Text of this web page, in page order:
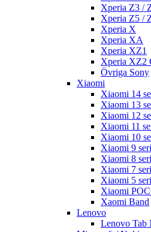
Xperia Z3 /
Xperia Z5 /
Xperia X
Xperia XA
Xperia XZ1
Xperia XZ2
Övriga Sony
Xiaomi
Xiaomi 14
Xiaomi 13
Xiaomi 12
Xiaomi 11
Xiaomi 10
Xiaomi 9
Xiaomi 8
Xiaomi 7
Xiaomi 5
Xiaomi
Xaomi Band
Lenovo
Lenovo Tab